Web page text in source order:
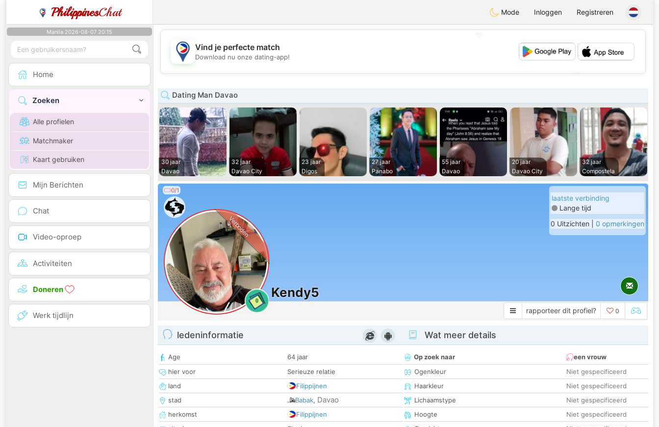
PhilippinesChat Mode Inloggen Registreren
Manila 2026-08-07 20:15
Home
Zoeken
Alle profielen
Matchmaker
Kaart gebruiken
Mijn Berichten
Chat
Video-oproep
Activiteiten
Doneren
Werk tijdlijn
💕
Vind je perfecte match
Download nu onze dating-app!
Dating Man Davao
30 jaar
Davao
32 jaar
Davao City
23 jaar
Digos
27 jaar
Panabo
55 jaar
Davao
20 jaar
Davao City
32 jaar
Compostela
0/1
0
Verboden
Kendy5
laatste verbinding
Lange tijd
0 Uitzichten | 0 opmerkingen
rapporteer dit profiel? 0
ledeninformatie
Age
64 jaar
hier voor
Serieuze relatie
land
Filippijnen
stad
Babak, Davao
herkomst
Filippijnen
Wat meer details
Op zoek naar
een vrouw
Ogenkleur
Niet gespecificeerd
Haarkleur
Niet gespecificeerd
Lichaamstype
Niet gespecificeerd
Hoogte
Niet gespecificeerd